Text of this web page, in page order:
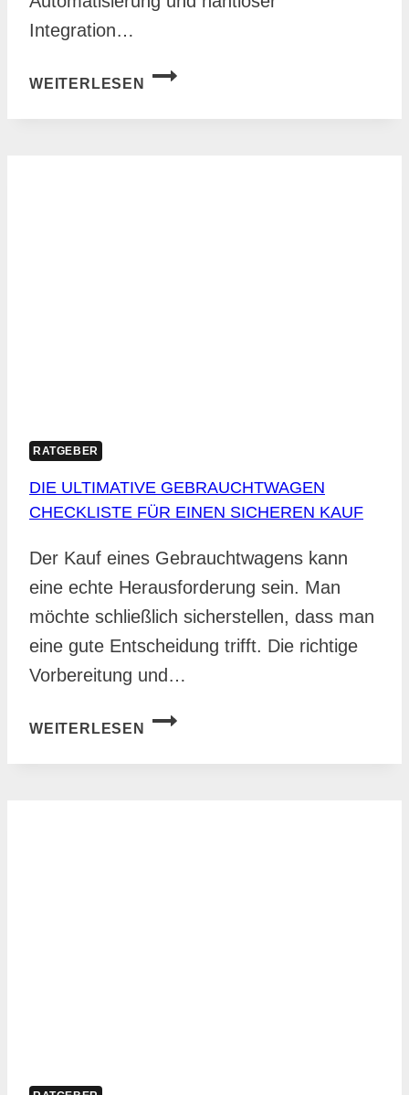
Integration…
WEITERLESEN
RECLAIM
DIE
RATGEBER
DIE ULTIMATIVE GEBRAUCHTWAGEN
CHECKLISTE FÜR EINEN SICHEREN KAUF
Der Kauf eines Gebrauchtwagens kann
eine echte Herausforderung sein. Man
möchte schließlich sicherstellen, dass man
eine gute Entscheidung trifft. Die richtige
Vorbereitung und…
WEITERLESEN
DIE
GEBRAUCHTWAGEN